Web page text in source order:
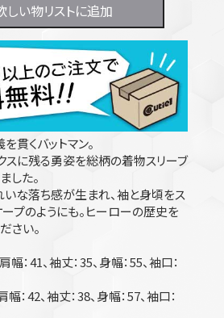
しい物リストに追加
貫くバットマン。
スに残る勇姿を総柄の着物スリーブ
した。
な落ち感が生まれ、袖と身頃をス
プのようにも。ヒーローの歴史を
さい。
幅：41、袖丈：35、身幅：55、袖口：
幅：42、袖丈：38、身幅：57、袖口：